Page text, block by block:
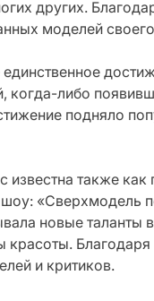
других.
моделей
когда-либо
подняло
также
«Сверхмодель
новые
красоты.
и критиков.